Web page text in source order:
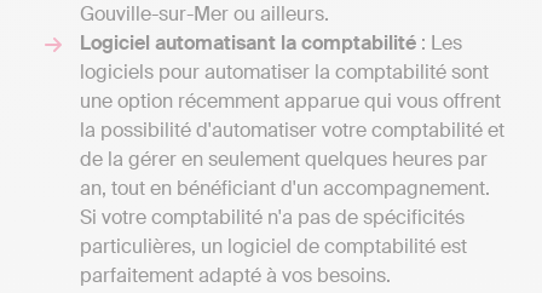
Gouville-sur-Mer ou ailleurs.
Logiciel automatisant la comptabilité : Les
logiciels pour automatiser la comptabilité sont
une option récemment apparue qui vous offrent
la possibilité d'automatiser votre comptabilité et
de la gérer en seulement quelques heures par
an, tout en bénéficiant d'un accompagnement.
Si votre comptabilité n'a pas de spécificités
particulières, un logiciel de comptabilité est
parfaitement adapté à vos besoins.